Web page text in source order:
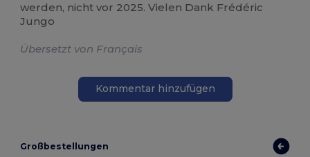
werden, nicht vor 2025. Vielen Dank Frédéric
Jungo
Übersetzt von Français
Kommentar hinzufügen
Großbestellungen